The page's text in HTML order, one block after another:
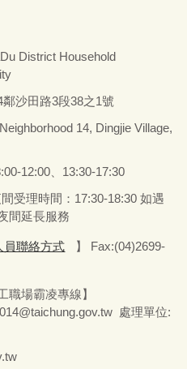
District Household
沙田路3段38之1號
14, Dingjie Village,
12:00、13:30-17:30
受理時間：17:30-18:30 如遇
間延長服務
員聯絡方式
】 Fax:(04)2699-
職場霸凌專線】
處理單位: